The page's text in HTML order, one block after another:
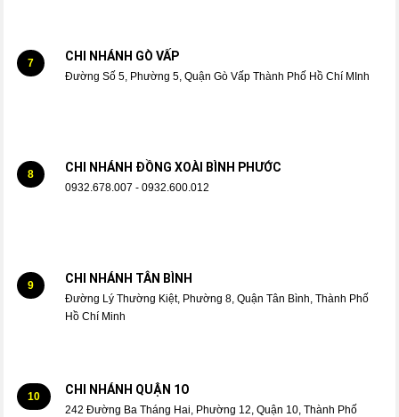
7 CHI NHÁNH GÒ VẤP
Đường Số 5, Phường 5, Quận Gò Vấp Thành Phố Hồ Chí MInh
8 CHI NHÁNH ĐỒNG XOÀI BÌNH PHƯỚC
0932.678.007 - 0932.600.012
9 CHI NHÁNH TÂN BÌNH
Đường Lý Thường Kiệt, Phường 8, Quận Tân Bình, Thành Phố
Hồ Chí Minh
10 CHI NHÁNH QUẬN 1O
242 Đường Ba Tháng Hai, Phường 12, Quận 10, Thành Phố